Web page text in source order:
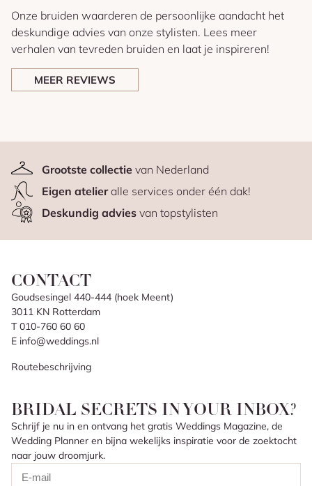
Onze bruiden waarderen de persoonlijke aandacht het
deskundige advies van onze stylisten. Lees meer
verhalen van tevreden bruiden en laat je inspireren!
MEER REVIEWS
Grootste collectievan Nederland
Eigen atelieralle services onder één dak!
Deskundig adviesvan topstylisten
CONTACT
Goudsesingel 440-444 (hoek Meent)
3011 KN Rotterdam
T 010-760 60 60
E info@weddings.nl
Routebeschrijving
BRIDAL SECRETS IN YOUR INBOX?
Schrijf je nu in en ontvang het gratis Weddings Magazine, de
Wedding Planner en bijna wekelijks inspiratie voor de zoektocht
naar jouw droomjurk.